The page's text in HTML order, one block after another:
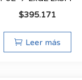
$395.171
Leer más